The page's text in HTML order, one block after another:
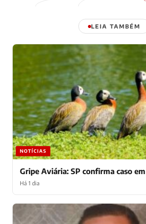
LEIA TAMBÉM
NOTÍCIAS
Gripe Aviária: SP confirma caso
Há 1 dia